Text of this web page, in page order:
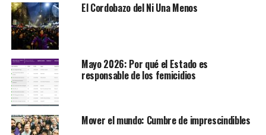
El Cordobazo del Ni Una Menos
Mayo 2026: Por qué el Estado es
responsable de los femicidios
Mover el mundo: Cumbre de imprescindibles